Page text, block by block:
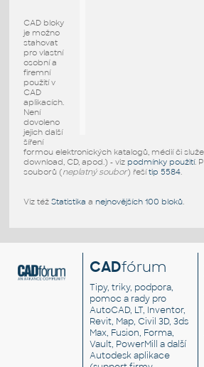
CAD bloky
je možno
stahovat
pro vlastní
osobní a
firemní
použití v
CAD
aplikacích.
Není
dovoleno
jejich další
šíření
formou elektronických katalogů, médií či
download, CD, apod.) - viz podmínky použití.
souborů (neplatný soubor) řešítip 5584.
Viz též Statistika a nejnovějších 100 bloků.
CADfórum
Tipy, triky, podpora,
pomoc a rady pro
AutoCAD, LT, Inventor,
Revit, Map, Civil 3D, 3ds
Max, Fusion, Forma,
Vault, PowerMill a další
Autodesk aplikace